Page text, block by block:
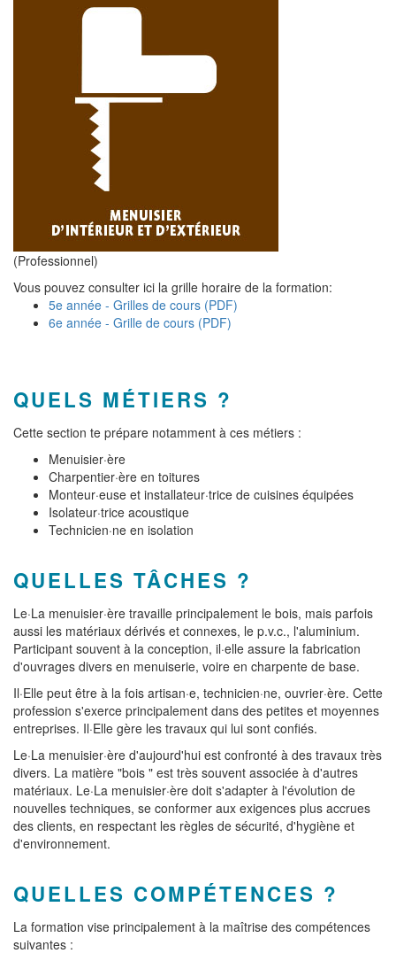
(Professionnel)
Vous pouvez consulter ici la grille horaire de la formation:
5e année - Grilles de cours (PDF)
6e année - Grille de cours (PDF)
QUELS MÉTIERS ?
Cette section te prépare notamment à ces métiers :
Menuisier·ère
Charpentier·ère en toitures
Monteur·euse et installateur·trice de cuisines équipées
Isolateur·trice acoustique
Technicien·ne en isolation
QUELLES TÂCHES ?
Le·La menuisier·ère travaille principalement le bois, mais parfois
aussi les matériaux dérivés et connexes, le p.v.c., l'aluminium.
Participant souvent à la conception, il·elle assure la fabrication
d'ouvrages divers en menuiserie, voire en charpente de base.
Il·Elle peut être à la fois artisan·e, technicien·ne, ouvrier·ère. Cette
profession s'exerce principalement dans des petites et moyennes
entreprises. Il·Elle gère les travaux qui lui sont confiés.
Le·La menuisier·ère d'aujourd'hui est confronté à des travaux très
divers. La matière "bois " est très souvent associée à d'autres
matériaux. Le·La menuisier·ère doit s'adapter à l'évolution de
nouvelles techniques, se conformer aux exigences plus accrues
des clients, en respectant les règles de sécurité, d'hygiène et
d'environnement.
QUELLES COMPÉTENCES ?
La formation vise principalement à la maîtrise des compétences
suivantes :